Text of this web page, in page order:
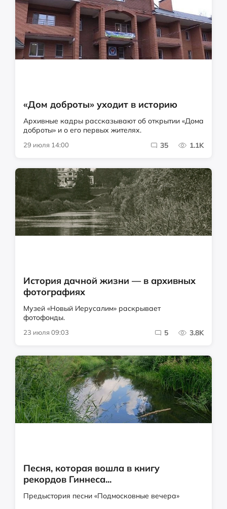
«Дом доброты» уходит в историю
Архивные кадры рассказывают об открытии «Дома
доброты» и о его первых жителях.
29 июля 14:00 35 1.1K
История дачной жизни — в архивных
фотографиях
Музей «Новый Иерусалим» раскрывает
фотофонды.
23 июля 09:03 5 3.8K
Песня, которая вошла в книгу
рекордов Гиннеса...
Предыстория песни «Подмосковные вечера»